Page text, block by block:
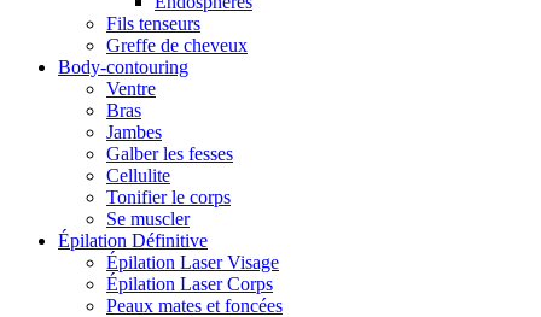
Fils tenseurs
Greffe de cheveux
Body-contouring
Ventre
Bras
Jambes
Galber les fesses
Cellulite
Tonifier le corps
Se muscler
Épilation Définitive
Épilation Laser Visage
Épilation Laser Corps
Peaux mates et foncées